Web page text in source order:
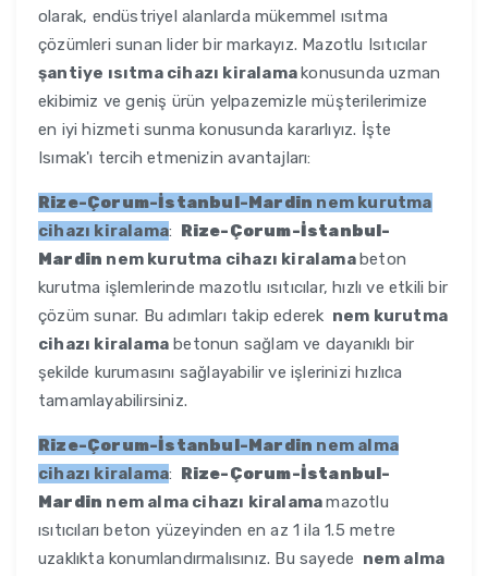
olarak, endüstriyel alanlarda mükemmel ısıtma
çözümleri sunan lider bir markayız. Mazotlu Isıtıcılar
şantiye ısıtma cihazı kiralamakonusunda uzman
ekibimiz ve geniş ürün yelpazemizle müşterilerimize
en iyi hizmeti sunma konusunda kararlıyız. İşte
Isımak'ı tercih etmenizin avantajları:
Rize-Çorum-İstanbul-Mardin nem kurutma
cihazı kiralama: Rize-Çorum-İstanbul-
Mardin nem kurutma cihazı kiralamabeton
kurutma işlemlerinde mazotlu ısıtıcılar, hızlı ve etkili bir
çözüm sunar. Bu adımları takip ederek nem kurutma
cihazı kiralama betonun sağlam ve dayanıklı bir
şekilde kurumasını sağlayabilir ve işlerinizi hızlıca
tamamlayabilirsiniz.
Rize-Çorum-İstanbul-Mardin nem alma
cihazı kiralama: Rize-Çorum-İstanbul-
Mardin nem alma cihazı kiralamamazotlu
ısıtıcıları beton yüzeyinden en az 1 ila 1.5 metre
uzaklıkta konumlandırmalısınız. Bu sayede nem alma